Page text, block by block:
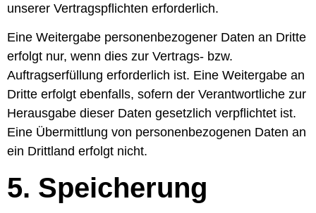
unserer Vertragspflichten erforderlich.
Eine Weitergabe personenbezogener Daten an Dritte
erfolgt nur, wenn dies zur Vertrags- bzw.
Auftragserfüllung erforderlich ist. Eine Weitergabe an
Dritte erfolgt ebenfalls, sofern der Verantwortliche zur
Herausgabe dieser Daten gesetzlich verpflichtet ist.
Eine Übermittlung von personenbezogenen Daten an
ein Drittland erfolgt nicht.
5. Speicherung